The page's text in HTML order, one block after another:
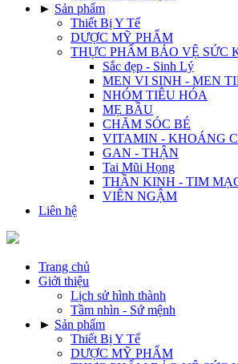
► Sản phẩm
Thiết Bị Y Tế
DƯỢC MỸ PHẨM
THỰC PHẨM BẢO VỆ SỨC
Sắc đẹp - Sinh Lý
MEN VI SINH - MEN
NHÓM TIÊU HÓA
MẸ BẦU
CHĂM SÓC BÉ
VITAMIN - KHOÁNG
GAN - THẬN
Tai Mũi Họng
THẦN KINH - TIM
VIÊN NGẬM
Liên hệ
Trang chủ
Giới thiệu
Lịch sử hình thành
Tầm nhìn - Sứ mệnh
► Sản phẩm
Thiết Bị Y Tế
DƯỢC MỸ PHẨM